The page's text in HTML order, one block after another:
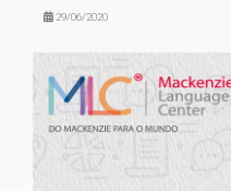
29/06/2020